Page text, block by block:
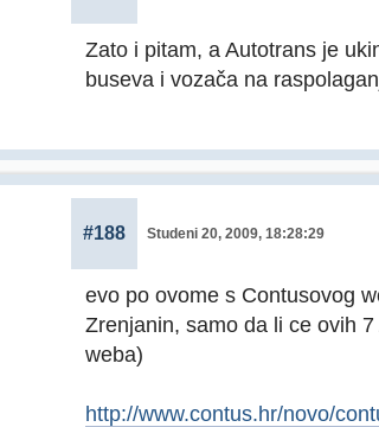
Zato i pitam, a Autotrans je
buseva i vozača na
#188 Studeni 20, 2009, 18:28:29
evo po ovome s Contusovog
Zrenjanin, samo da li ce ovih
weba)
http://www.contus.hr/novo/